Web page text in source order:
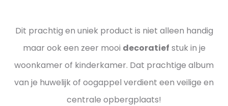
Dit prachtig en uniek product is niet alleen handig
maar ook een zeer mooi decoratief stuk in je
woonkamer of kinderkamer. Dat prachtige album
van je huwelijk of oogappel verdient een veilige en
centrale opbergplaats!